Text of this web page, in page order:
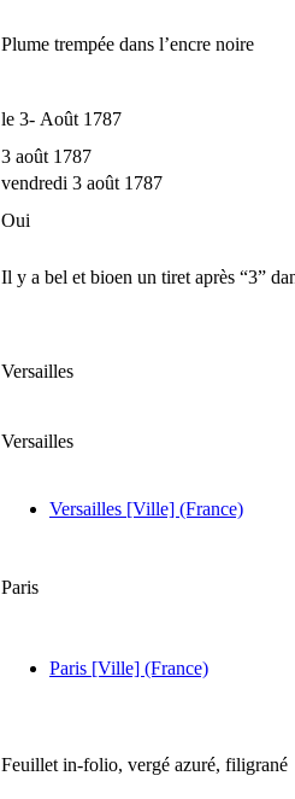
Plume trempée dans l’encre noire
le 3- Août 1787
3 août 1787
vendredi 3 août 1787
Oui
Il y a bel et bioen un tiret après “3”
Versailles
Versailles
Versailles [Ville] (France)
Paris
Paris [Ville] (France)
Feuillet in-folio, vergé azuré, filigrané